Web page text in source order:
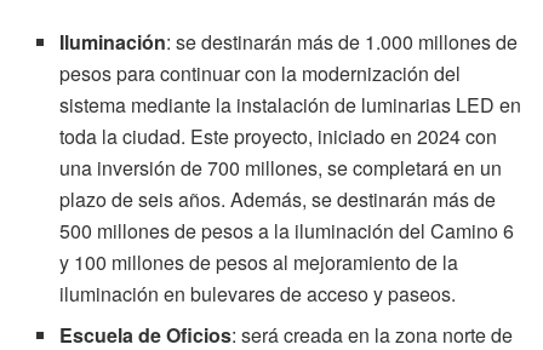
Iluminación: se destinarán más de 1.000 millones de
pesos para continuar con la modernización del
sistema mediante la instalación de luminarias LED en
toda la ciudad. Este proyecto, iniciado en 2024 con
una inversión de 700 millones, se completará en un
plazo de seis años. Además, se destinarán más de
500 millones de pesos a la iluminación del Camino 6
y 100 millones de pesos al mejoramiento de la
iluminación en bulevares de acceso y paseos.
Escuela de Oficios: será creada en la zona norte de